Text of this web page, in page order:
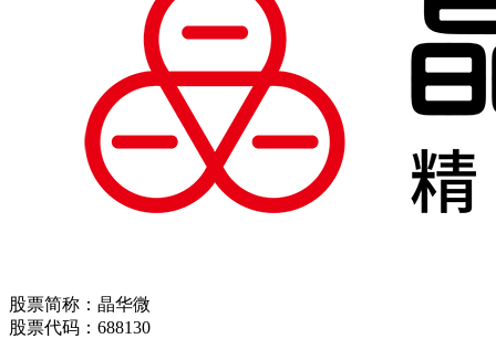
股票简称：晶华微
股票代码：688130